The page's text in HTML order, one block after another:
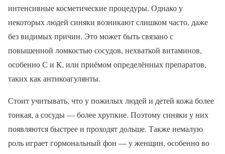
интенсивные косметические процедуры. Однако у
некоторых людей синяки возникают слишком часто, даже
без видимых причин. Это может быть связано с
повышенной ломкостью сосудов, нехваткой витаминов,
особенно С и К, или приёмом определённых препаратов,
таких как антикоагулянты.
Стоит учитывать, что у пожилых людей и детей кожа более
тонкая, а сосуды — более хрупкие. Поэтому синяки у них
появляются быстрее и проходят дольше. Также немалую
роль играет гормональный фон — у женщин, особенно во